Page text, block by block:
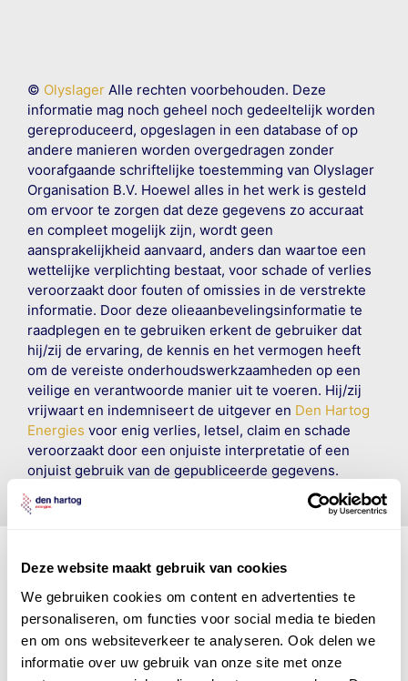
Deze website maakt gebruik van cookies
We gebruiken cookies om content en advertenties te
personaliseren, om functies voor social media te bieden
en om ons websiteverkeer te analyseren. Ook delen we
informatie over uw gebruik van onze site met onze
© OlyslagerAlle rechten voorbehouden. Deze
informatie mag noch geheel noch gedeeltelijk worden
gereproduceerd, opgeslagen in een database of op
andere manieren worden overgedragen zonder
voorafgaande schriftelijke toestemming van Olyslager
Organisation B.V. Hoewel alles in het werk is gesteld
om ervoor te zorgen dat deze gegevens zo accuraat
en compleet mogelijk zijn, wordt geen
aansprakelijkheid aanvaard, anders dan waartoe een
wettelijke verplichting bestaat, voor schade of verlies
veroorzaakt door fouten of omissies in de verstrekte
informatie. Door deze olieaanbevelingsinformatie te
raadplegen en te gebruiken erkent de gebruiker dat
hij/zij de ervaring, de kennis en het vermogen heeft
om de vereiste onderhoudswerkzaamheden op een
veilige en verantwoorde manier uit te voeren. Hij/zij
vrijwaart en indemniseert de uitgever en Den Hartog
Energies voor enig verlies, letsel, claim en schade
veroorzaakt door een onjuiste interpretatie of een
onjuist gebruik van de gepubliceerde gegevens.
Den Hartog Energies
bestaat uit vier divisies